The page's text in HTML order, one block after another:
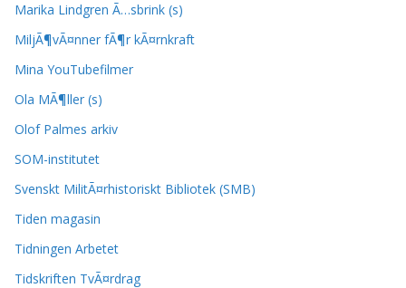
Marika Lindgren Ã…sbrink (s)
MiljÃ¶vÃ¤nner fÃ¶r kÃ¤rnkraft
Mina YouTubefilmer
Ola MÃ¶ller (s)
Olof Palmes arkiv
SOM-institutet
Svenskt MilitÃ¤rhistoriskt Bibliotek (SMB)
Tiden magasin
Tidningen Arbetet
Tidskriften TvÃ¤rdrag